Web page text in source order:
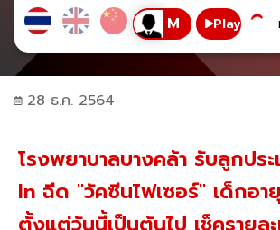
Play
28 ธ.ค. 2564
โรงพยาบาลบางคล้า รับลูกปร
In ฉีด "วัคซีนไฟเซอร์" เด็กอา